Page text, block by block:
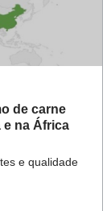
de carne
e na África
e qualidade